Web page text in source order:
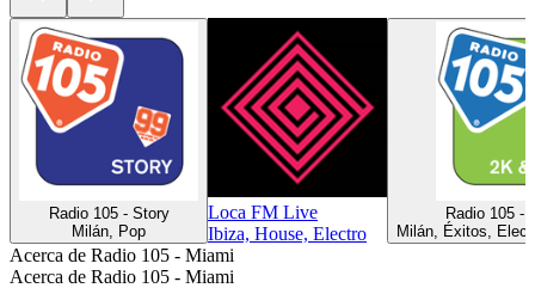
Radio 105 - Story
Milán, Pop
Loca FM Live
Ibiza, House, Electro
Radio 105 -
Milán, Éxitos,
Acerca de Radio 105 - Miami
Acerca de Radio 105 - Miami